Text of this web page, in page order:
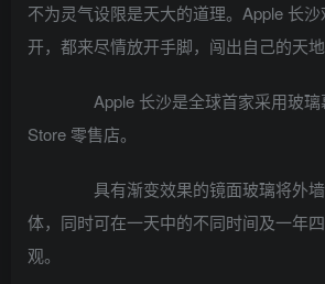
不为灵气设限是天大的道理。Apple 长
开，都来尽情放开手脚，闯出自己的天地
Apple 长沙是全球首家采用玻璃
Store 零售店。
具有渐变效果的镜面玻璃将外墙
体，同时可在一天中的不同时间及一年
观。